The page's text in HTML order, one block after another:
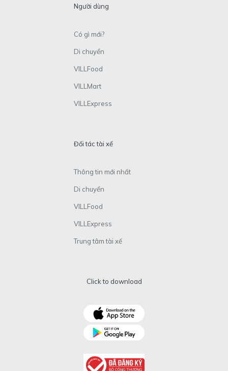
Người dùng
Có gì mới?
Di chuyển
VILLFood
VILLMart
VILLExpress
Đối tác tài xế
Thông tin mới nhất
Di chuyển
VILLFood
VILLExpress
Trung tâm tài xế
Click to download